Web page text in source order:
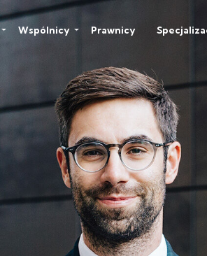
Wspólnicy Prawnicy